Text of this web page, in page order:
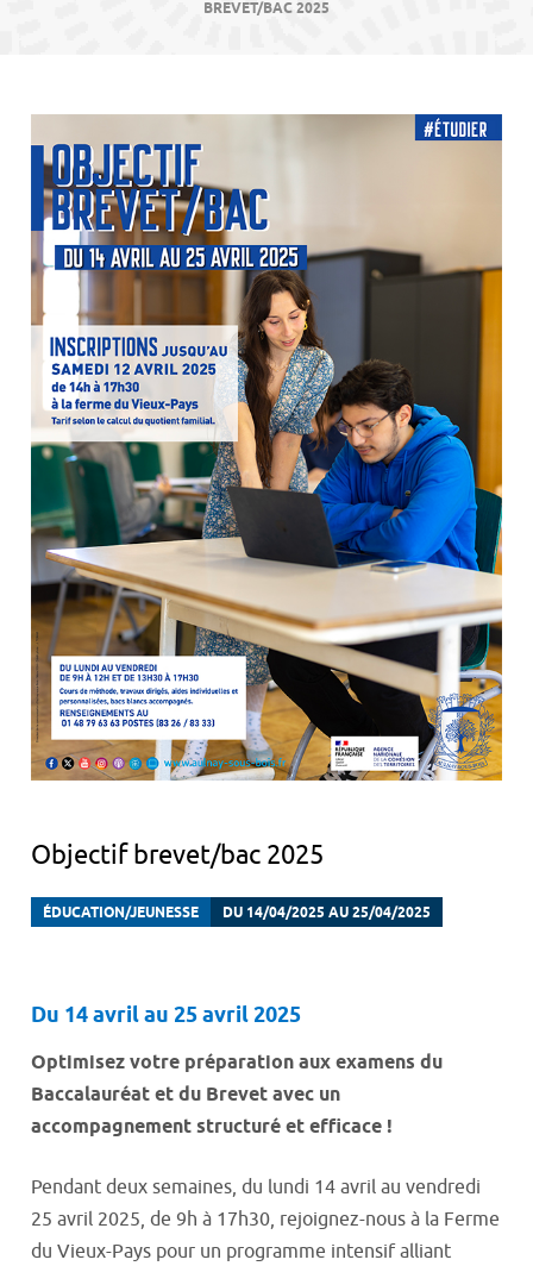
BREVET/BAC 2025
Objectif brevet/bac 2025
ÉDUCATION/JEUNESSE DU 14/04/2025 AU 25/04/2025
Du 14 avril au 25 avril 2025
Optimisez votre préparation aux examens du
Baccalauréat et du Brevet avec un
accompagnement structuré et efficace !
Pendant deux semaines, du lundi 14 avril au vendredi
25 avril 2025, de 9h à 17h30, rejoignez-nous à la Ferme
du Vieux-Pays pour un programme intensif alliant